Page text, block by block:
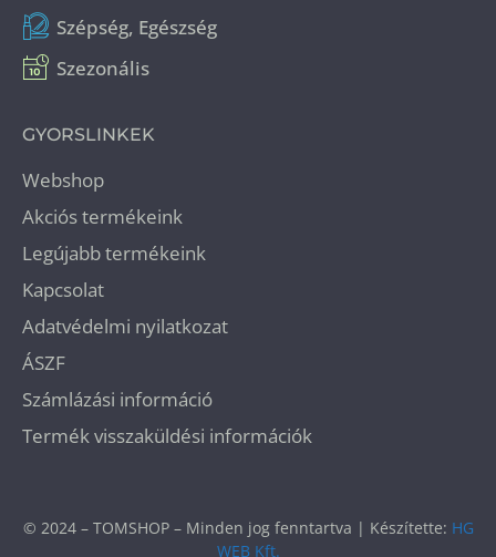
Szépség, Egészség
Szezonális
GYORSLINKEK
Webshop
Akciós termékeink
Legújabb termékeink
Kapcsolat
Adatvédelmi nyilatkozat
ÁSZF
Számlázási információ
Termék visszaküldési információk
© 2024 – TOMSHOP – Minden jog fenntartva | Készítette: HG
WEB Kft.